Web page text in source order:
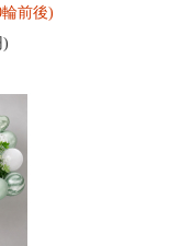
前後)
)